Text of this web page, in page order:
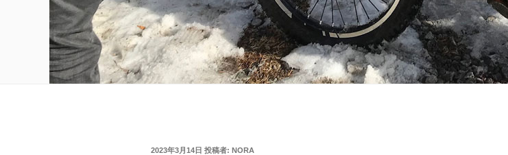
投
2023年3月14日 投稿者: NORA